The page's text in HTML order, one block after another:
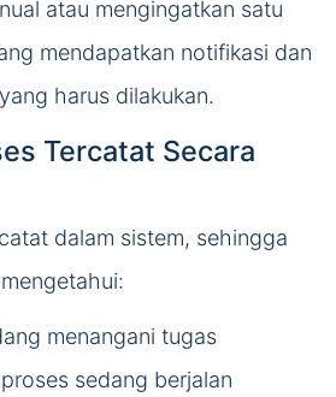
atau mengingatkan satu
mendapatkan notifikasi dan
harus dilakukan.
Tercatat Secara
dalam sistem, sehingga
menangani tugas
sedang berjalan